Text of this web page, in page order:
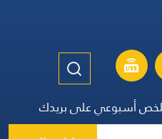
أسبوعي على بريدك